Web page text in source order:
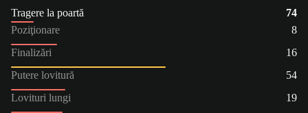
Tragere la poartă
74
Poziţionare
8
Finalizări
16
Putere lovitură
54
Lovituri lungi
19